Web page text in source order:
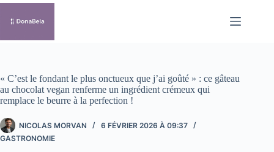
Passer
contenu
« C’est le fondant le plus onctueux que j’ai goûté » : ce gâteau
au chocolat vegan renferme un ingrédient crémeux qui
remplace le beurre à la perfection !
NICOLAS MORVAN
6 FÉVRIER 2026 À 09:37
GASTRONOMIE